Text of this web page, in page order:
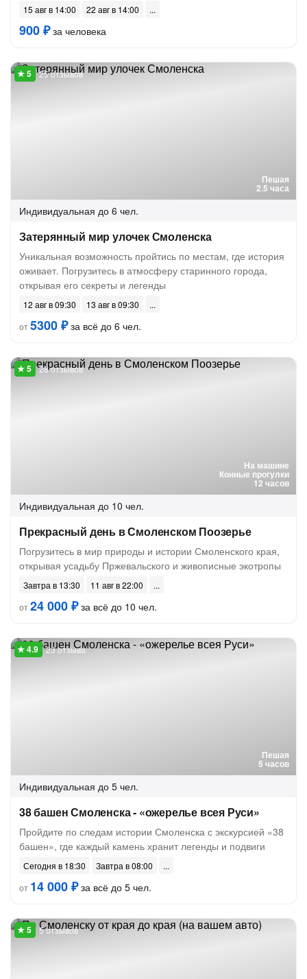
15 авг в 14:00 22 авг в 14:00
900 ₽за человека
Пешая
2.5 часа
25 отзывов
Индивидуальная до 6 чел.
Затерянный мир улочек Смоленска
Уникальная возможность пройтись по местам, где история
оживает. Погрузитесь в атмосферу старинного города,
открывая его секреты и легенды
12 авг в 09:30
13 авг в 09:30
от5300 ₽за всё до 6 чел.
На машине
Конные прогулки
12 часов
28 отзывов
Индивидуальная до 10 чел.
Прекрасный день в Смоленском Поозерье
Погрузитесь в мир природы и истории Смоленского края,
открывая усадьбу Пржевальского и живописные экотропы
Завтра в 13:30
11 авг в 22:00
от24 000 ₽за всё до 10 чел.
Пешая
5 часов
23 отзыва
Индивидуальная до 5 чел.
38 башен Смоленска - «ожерелье всея Руси»
Пройдите по следам истории Смоленска с экскурсией «38
башен», где каждый камень хранит легенды и подвиги
Сегодня в 18:30
Завтра в 08:00
от 14 000 ₽за всё до 5 чел.
5 отзывов